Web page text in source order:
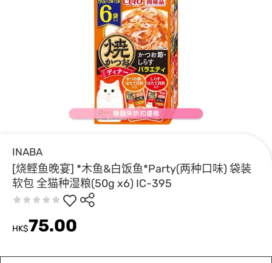
INABA
[烧鲣鱼晚宴] *木鱼&白饭鱼*Party(两种口味) 袋装
软包 全猫种湿粮(50g x6) IC-395
HK$75.00